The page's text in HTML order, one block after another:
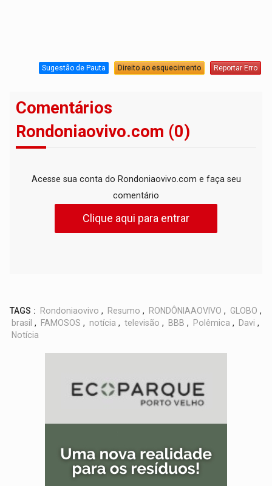
Sugestão de Pauta Direito ao esquecimento Reportar Erro
Comentários
Rondoniaovivo.com (0)
Acesse sua conta do Rondoniaovivo.com e faça seu
comentário
Clique aqui para entrar
TAGS : Rondoniaovivo , Resumo , RONDÔNIAAOVIVO , GLOBO ,
brasil , FAMOSOS , notícia , televisão , BBB , Polêmica , Davi ,
Notícia